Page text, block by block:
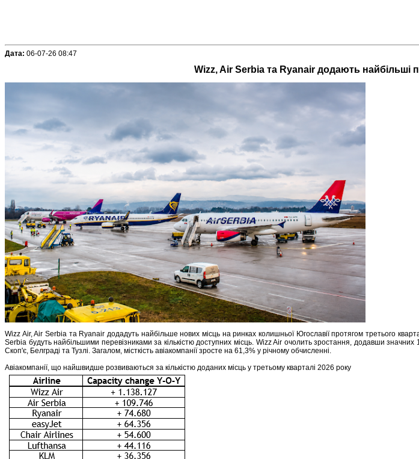
Дата: 06-07-26 08:47
Wizz, Air Serbia та Ryanair додають найбільші
Wizz Air, Air Serbia та Ryanair додадуть найбільше нових місць на ринках колишньої Югославії протягом третього
Serbia будуть найбільшими перевізниками за кількістю доступних місць. Wizz Air очолить зростання, додавши
Скоп'є, Белграді та Тузлі. Загалом, місткість авіакомпанії зросте на 61,3% у річному обчисленні.
Авіакомпанії, що найшвидше розвиваються за кількістю доданих місць у третьому кварталі 2026 року